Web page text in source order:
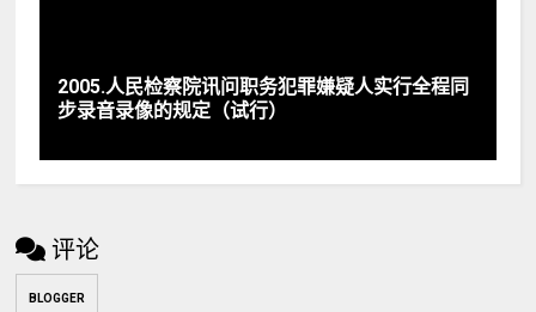
2005.人民检察院讯问职务犯罪嫌疑人实行全程同
步录音录像的规定（试行）
评论
BLOGGER